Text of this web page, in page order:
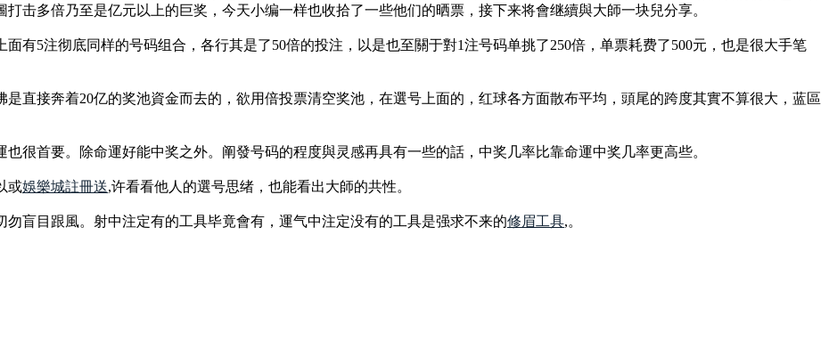
击多倍乃至是亿元以上的巨奖，今天小编一样也收拾了一些他们的晒票，接下来将會继續與大師一块兒分享。
有5注彻底同样的号码组合，各行其是了50倍的投注，以是也至關于對1注号码单挑了250倍，单票耗费了500元，也是很大手笔
直接奔着20亿的奖池資金而去的，欲用倍投票清空奖池，在選号上面的，红球各方面散布平均，頭尾的跨度其實不算很大，蓝區
很首要。除命運好能中奖之外。阐發号码的程度與灵感再具有一些的話，中奖几率比靠命運中奖几率更高些。
或娛樂城註冊送,许看看他人的選号思绪，也能看出大師的共性。
勿盲目跟風。射中注定有的工具毕竟會有，運气中注定没有的工具是强求不来的修眉工具,。